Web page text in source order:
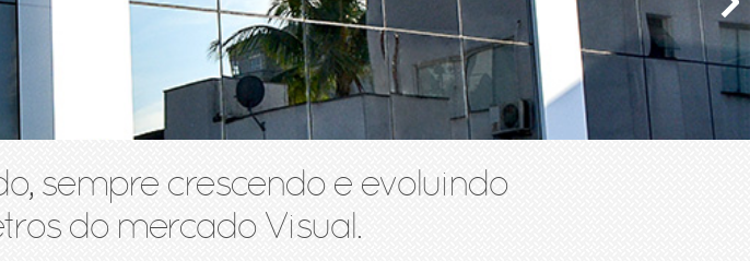
sempre crescendo e evoluindo
do mercado Visual.